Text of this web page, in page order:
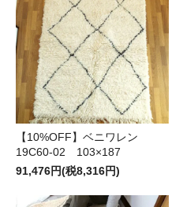
【10%OFF】ベニワレン
19C60-02 103×187
91,476円(税8,316円)